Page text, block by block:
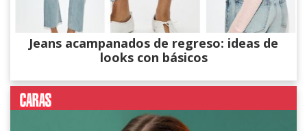
Jeans acampanados de regreso: ideas de
looks con básicos